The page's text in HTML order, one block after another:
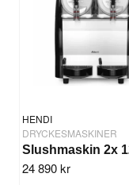
HENDI
DRYCKESMASKINER
24 890 kr
Material:
Vikt (netto): 29,6 kg
Mått:
EU-försäkran
Användarmanual
Ja, ni får